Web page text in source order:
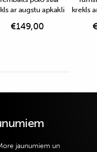
ar augstu apkakli
€149,00
krekls
jaunumiem un